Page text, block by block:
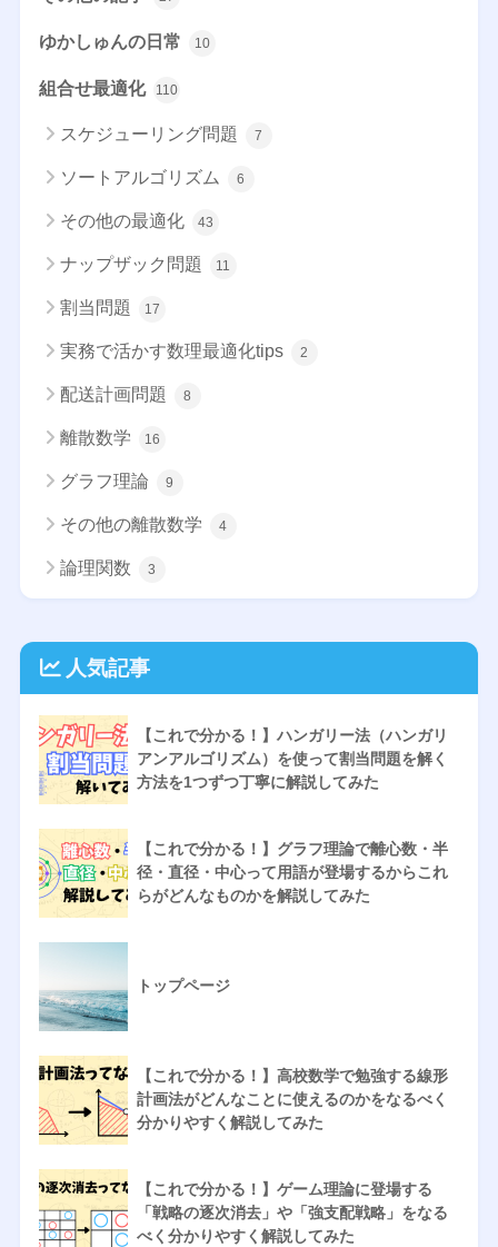
ゆかしゅんの日常 10
組合せ最適化 110
スケジューリング問題 7
ソートアルゴリズム 6
その他の最適化 43
ナップザック問題 11
割当問題 17
実務で活かす数理最適化tips 2
配送計画問題 8
離散数学 16
グラフ理論 9
その他の離散数学 4
論理関数 3
人気記事
【これで分かる！】ハンガリー法（ハンガリ
アンアルゴリズム）を使って割当問題を解く
方法を1つずつ丁寧に解説してみた
【これで分かる！】グラフ理論で離心数・半
径・直径・中心って用語が登場するからこれ
らがどんなものかを解説してみた
トップページ
【これで分かる！】高校数学で勉強する線形
計画法がどんなことに使えるのかをなるべく
分かりやすく解説してみた
【これで分かる！】ゲーム理論に登場する
「戦略の逐次消去」や「強支配戦略」をなる
べく分かりやすく解説してみた